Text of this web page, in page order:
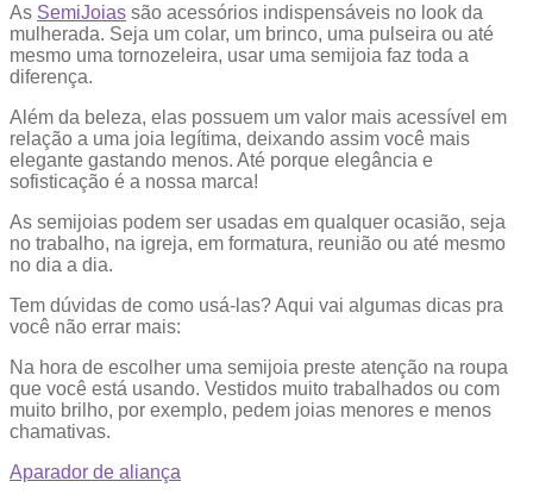
As SemiJoias são acessórios indispensáveis no look da
mulherada. Seja um colar, um brinco, uma pulseira ou até
mesmo uma tornozeleira, usar uma semijoia faz toda a
diferença.
Além da beleza, elas possuem um valor mais acessível em
relação a uma joia legítima, deixando assim você mais
elegante gastando menos. Até porque elegância e
sofisticação é a nossa marca!
As semijoias podem ser usadas em qualquer ocasião, seja
no trabalho, na igreja, em formatura, reunião ou até mesmo
no dia a dia.
Tem dúvidas de como usá-las? Aqui vai algumas dicas pra
você não errar mais:
Na hora de escolher uma semijoia preste atenção na roupa
que você está usando. Vestidos muito trabalhados ou com
muito brilho, por exemplo, pedem joias menores e menos
chamativas.
Aparador de aliança